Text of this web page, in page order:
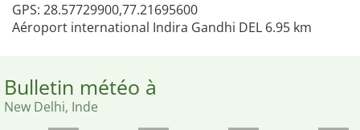
GPS: 28.57729900,77.21695600
Aéroport international Indira Gandhi DEL 6.95 km
Bulletin météo à
New Delhi, Inde